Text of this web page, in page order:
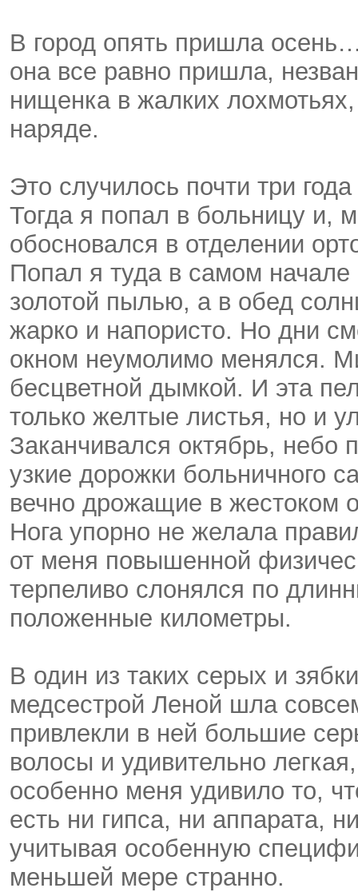
В город опять пришла
она все равно пришла,
нищенка в жалких
наряде.
Это случилось почти три
Тогда я попал в больницу и,
обосновался в отделении
Попал я туда в самом
золотой пылью, а в обед
жарко и напористо. Но дни
окном неумолимо менялся.
бесцветной дымкой. И эта
только желтые листья, но и
Заканчивался октябрь, небо
узкие дорожки больничного
вечно дрожащие в жестоком
Нога упорно не желала
от меня повышенной
терпеливо слонялся по
положенные километры.
В один из таких серых и
медсестрой Леной шла
привлекли в ней большие
волосы и удивительно
особенно меня удивило то,
есть ни гипса, ни аппарата,
учитывая особенную
меньшей мере странно.